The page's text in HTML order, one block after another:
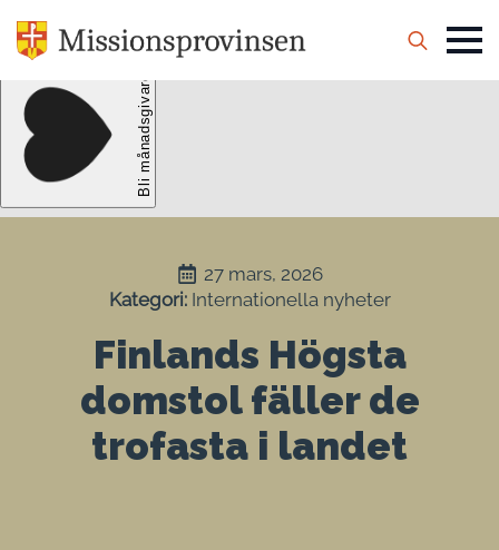
Search
27 mars, 2026
Kategori: Internationella nyheter
Finlands Högsta
domstol fäller de
trofasta i landet